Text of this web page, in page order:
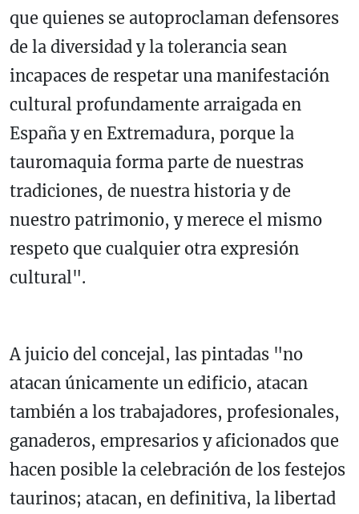
que quienes se autoproclaman defensores
de la diversidad y la tolerancia sean
incapaces de respetar una manifestación
cultural profundamente arraigada en
España y en Extremadura, porque la
tauromaquia forma parte de nuestras
tradiciones, de nuestra historia y de
nuestro patrimonio, y merece el mismo
respeto que cualquier otra expresión
cultural".
A juicio del concejal, las pintadas "no
atacan únicamente un edificio, atacan
también a los trabajadores, profesionales,
ganaderos, empresarios y aficionados que
hacen posible la celebración de los festejos
taurinos; atacan, en definitiva, la libertad